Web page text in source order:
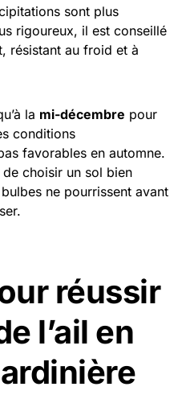
sont plus
rigoureux, il est conseillé
résistant au froid et à
la mi-décembre pour
conditions
favorables en automne.
choisir un sol bien
ne pourrissent avant
réussir
l’ail en